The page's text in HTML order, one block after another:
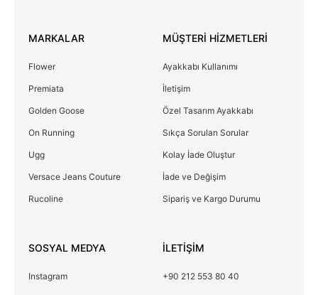
MARKALAR
Flower
Premiata
Golden Goose
On Running
Ugg
Versace Jeans Couture
Rucoline
MÜŞTERİ HİZMETLERİ
Ayakkabı Kullanımı
İletişim
Özel Tasarım Ayakkabı
Sıkça Sorulan Sorular
Kolay İade Oluştur
İade ve Değişim
Sipariş ve Kargo Durumu
SOSYAL MEDYA
Instagram
İLETİŞİM
+90 212 553 80 40